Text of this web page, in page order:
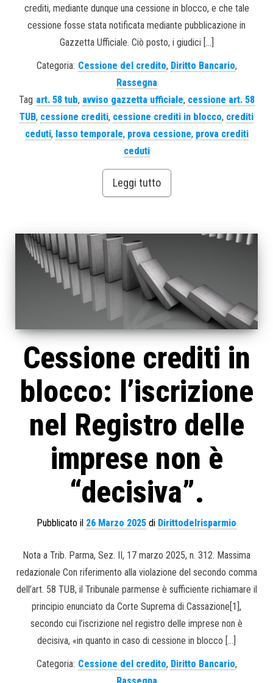
crediti, mediante dunque una cessione in blocco, e che tale
cessione fosse stata notificata mediante pubblicazione in
Gazzetta Ufficiale. Ciò posto, i giudici […]
Categoria: Cessione del credito, Diritto Bancario,
Rassegna
Tag art. 58 tub, avviso gazzetta ufficiale, cessione art. 58
TUB, cessione crediti, cessione crediti in blocco, crediti
ceduti, lasso temporale, prova cessione, prova crediti
ceduti
Leggi tutto
Cessione crediti in
blocco: l’iscrizione
nel Registro delle
imprese non è
“decisiva”.
Pubblicato il 26 Marzo 2025 di Dirittodelrisparmio
Nota a Trib. Parma, Sez. II, 17 marzo 2025, n. 312. Massima
redazionale Con riferimento alla violazione del secondo comma
dell’art. 58 TUB, il Tribunale parmense è sufficiente richiamare il
principio enunciato da Corte Suprema di Cassazione[1],
secondo cui l’iscrizione nel registro delle imprese non è
decisiva, «in quanto in caso di cessione in blocco […]
Categoria: Cessione del credito, Diritto Bancario,